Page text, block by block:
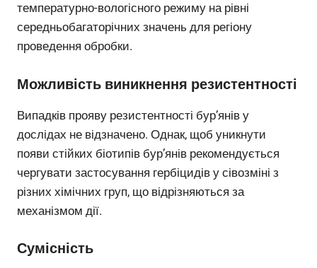
температурно-вологісного режиму на рівні
середньобагаторічних значень для регіону
проведення обробки.
Можливість виникнення резистентності
Випадків прояву резистентності бур’янів у
дослідах не відзначено. Однак, щоб уникнути
появи стійких біотипів бур’янів рекомендується
чергувати застосування гербіцидів у сівозміні з
різних хімічних груп, що відрізняються за
механізмом дії.
Сумісність